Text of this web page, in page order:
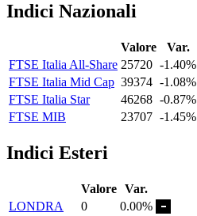
Indici Nazionali
Valore
Var.
FTSE Italia All-Share 25720 -1.40%
FTSE Italia Mid Cap 39374 -1.08%
FTSE Italia Star
46268 -0.87%
FTSE MIB
23707 -1.45%
Indici Esteri
Valore Var.
LONDRA
0
0.00%